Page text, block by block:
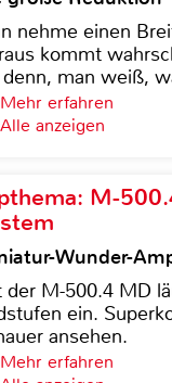
nehme einen
kommt
man weiß,
erfahren
anzeigen
M-
Wunder-
der M-500.4 MD
ein.
ansehen.
erfahren